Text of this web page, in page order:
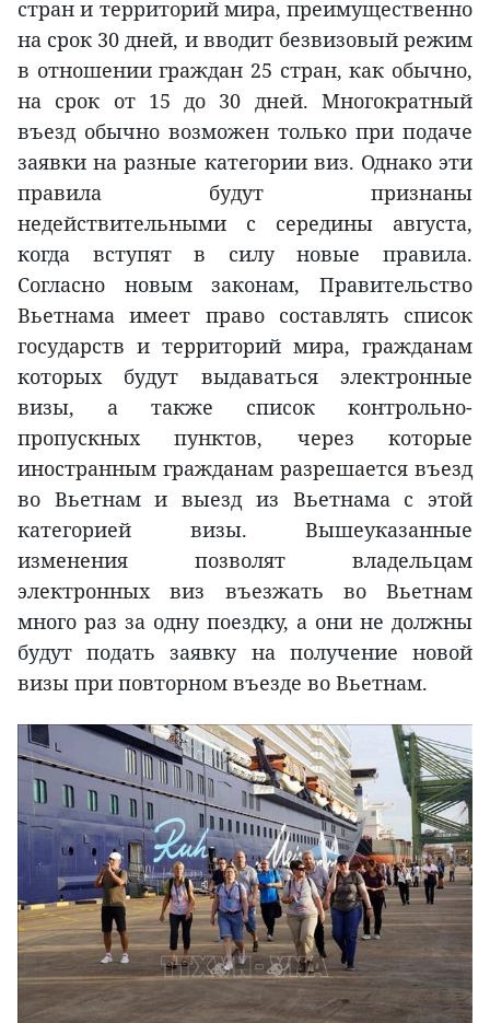
стран и территорий мира, преимущественно
на срок 30 дней, и вводит безвизовый режим
в отношении граждан 25 стран, как обычно,
на срок от 15 до 30 дней. Многократный
въезд обычно возможен только при подаче
заявки на разные категории виз. Однако эти
правила будут признаны
недействительными с середины августа,
когда вступят в силу новые правила.
Согласно новым законам, Правительство
Вьетнама имеет право составлять список
государств и территорий мира, гражданам
которых будут выдаваться электронные
визы, а также список контрольно-
пропускных пунктов, через которые
иностранным гражданам разрешается въезд
во Вьетнам и выезд из Вьетнама с этой
категорией визы. Вышеуказанные
изменения позволят владельцам
электронных виз въезжать во Вьетнам
много раз за одну поездку, а они не должны
будут подать заявку на получение новой
визы при повторном въезде во Вьетнам.